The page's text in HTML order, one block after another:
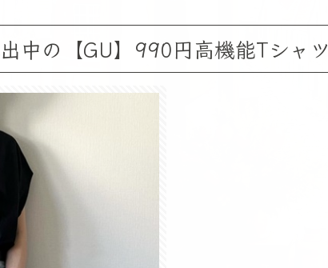
中の【GU】990円高機能Tシャツ